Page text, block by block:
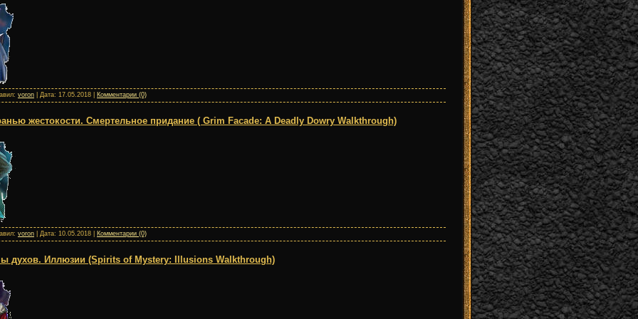
voron | Дата: 17.05.2018 Комментарии (0)
жестокости. Смертельное придание ( Grim Facade: A Deadly Dowry Walkthrough)
voron | Дата: 10.05.2018 Комментарии (0)
духов. Иллюзии (Spirits of Mystery: Illusions Walkthrough)